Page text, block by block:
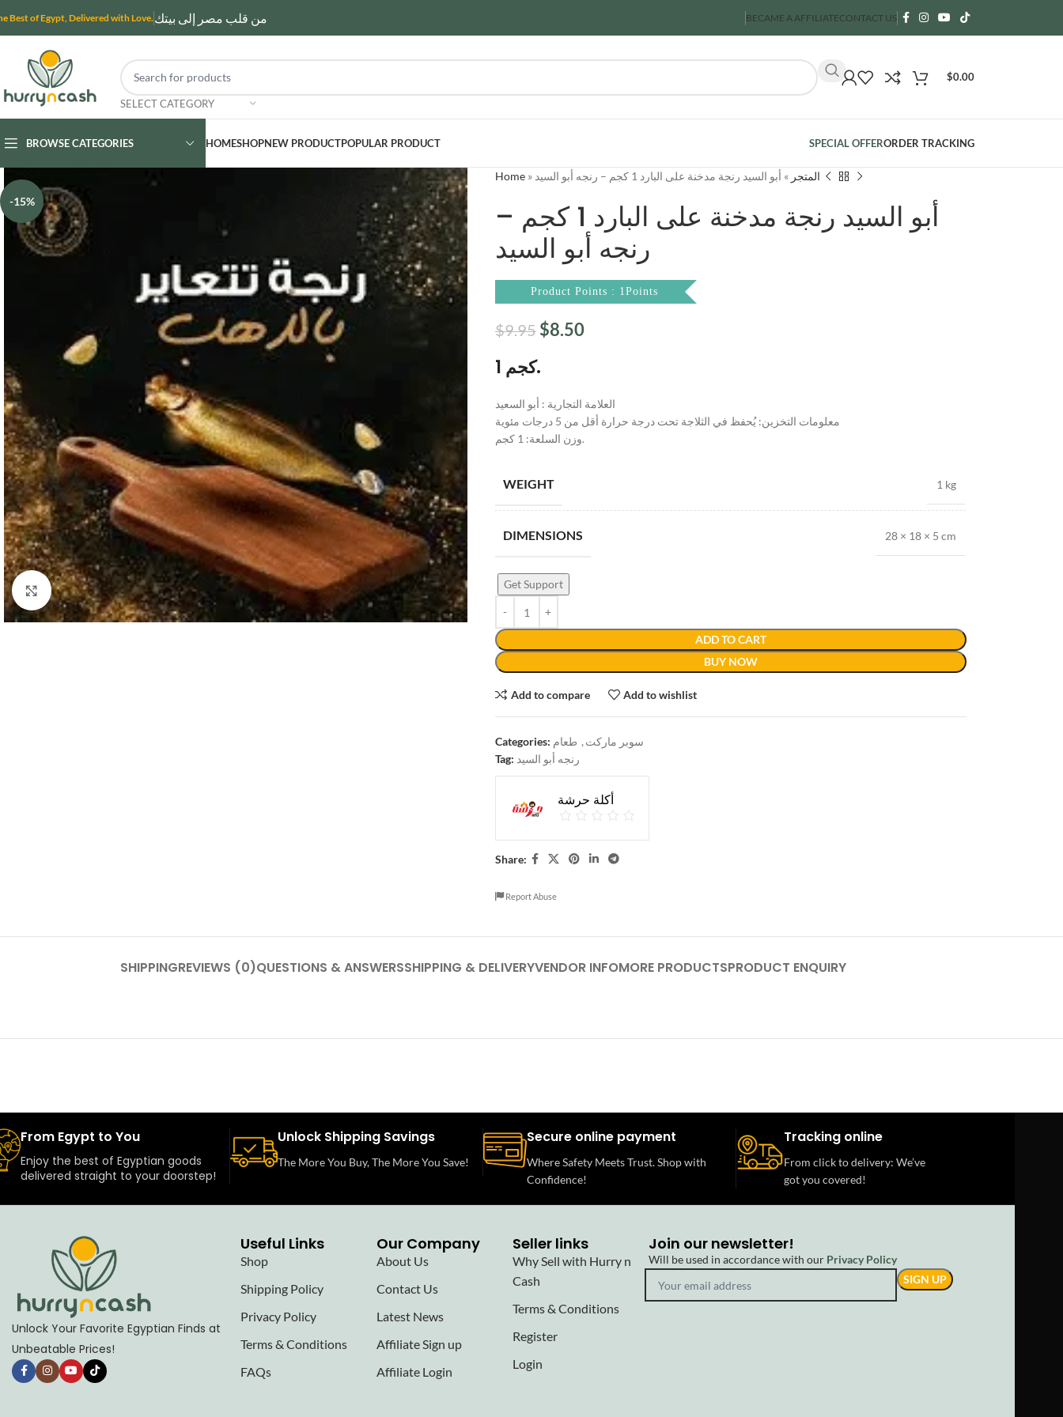
Best of Egypt, Delivered with Love. من قلب مصر إلى بيتك BECAME A AFFILIATECONTACT US
SELECT CATEGORY
$0.00
BROWSE CATEGORIES HOMESHOPNEW PRODUCTPOPULAR PRODUCT SPECIAL OFFERORDER TRACKING
-15%
Click to enlarge
Home» المتجر » أبو السيد رنجة مدخنة على البارد 1 كجم – رنجه أبو السيد
أبو السيد رنجة مدخنة على البارد 1 كجم –
رنجه أبو السيد
Product Points : 1Points
$9.95 $8.50
1 كجم.
العلامة التجارية : أبو السعيد
معلومات التخزين: يُحفظ في الثلاجة تحت درجة حرارة أقل من 5 درجات مئوية
وزن السلعة: 1 كجم.
WEIGHT 1 kg
DIMENSIONS 28 × 18 × 5 cm
ADD TO CART
BUY NOW
Get Support
Add to compare Add to wishlist
Categories: سوبر ماركت , طعام
Tag: رنجه أبو السيد
أكلة حرشة
Share:
Report Abuse
SHIPPINGREVIEWS (0)QUESTIONS & ANSWERSSHIPPING & DELIVERYVENDOR INFOMORE PRODUCTSPRODUCT ENQUIRY
From Egypt to You
Enjoy the best of Egyptian goods
delivered straight to your doorstep!
Unlock Shipping Savings
The More You Buy, The More You Save!
Secure online payment
Where Safety Meets Trust. Shop with
Confidence!
Tracking online
From click to delivery: We’ve
got you covered!
Unlock Your Favorite Egyptian Finds at
Unbeatable Prices!
Useful Links
Shop
Shipping Policy
Privacy Policy
Terms & Conditions
FAQs
Our Company
About Us
Contact Us
Latest News
Affiliate Sign up
Affiliate Login
Seller links
Why Sell with Hurry n
Cash
Terms & Conditions
Register
Login
Join our newsletter!
Will be used in accordance with our Privacy Policy